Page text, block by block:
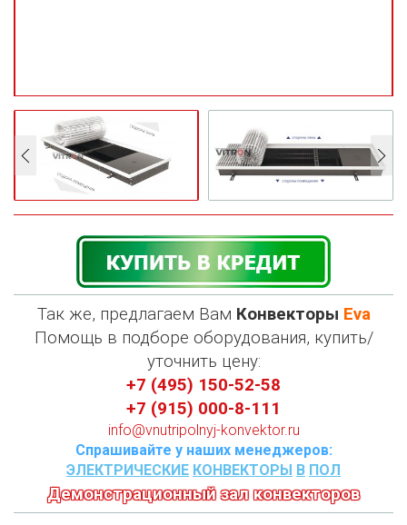
Так же, предлагаем Вам Конвекторы Eva
Помощь в подборе оборудования, купить/
уточнить цену:
+7 (495) 150-52-58
+7 (915) 000-8-111
info@vnutripolnyj-konvektor.ru
Спрашивайте у наших менеджеров:
ЭЛЕКТРИЧЕСКИЕ КОНВЕКТОРЫ В ПОЛ
Демонстрационный зал конвекторов